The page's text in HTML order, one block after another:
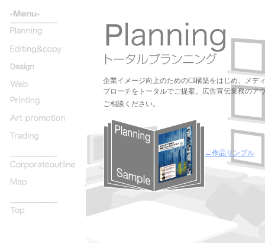
----------------
----------------
----------------
企業イメージ向上のためのCI構築をはじめ、メデ
プローチをトータルでご提案。広告宣伝業務のア
ご相談ください。
←作品サンプル